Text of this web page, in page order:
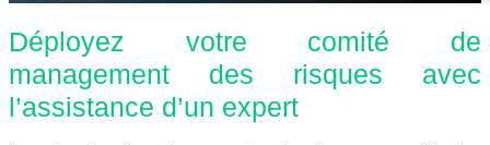
Déployez votre comité de
management des risques avec
l’assistance d’un expert